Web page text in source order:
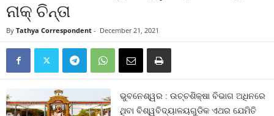
ନାକ୍‍ ଚିନ୍ତା
By Tathya Correspondent - December 21, 2021
ଭୁବନେଶ୍ୱର : ଉଚ୍ଚଶିକ୍ଷା ବିଭାଗ ଅଧିନରେ
ଥିବା ବିଶ୍ୱବିଦ୍ୟାଳୟଗୁଡିକ ଏଥର ଯେମିତି